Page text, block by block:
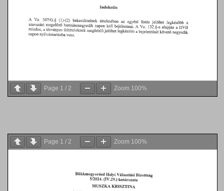
Page 1 / 2 Zoom 100%
Page 1 / 2 Zoom 100%